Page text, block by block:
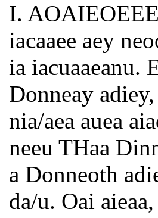
I.
iacaaee aey
ia iacuaaeanu.
Donneay
nia/aea auea
neeu THaa
a Donneoth
da/u. Oai